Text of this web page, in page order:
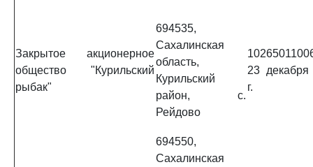
Закрытое акционерное
общество "Курильский
рыбак"
694535,
Сахалинская
область,
Курильский
район, с.
Рейдово
23 декабря
г.
694550,
Сахалинская